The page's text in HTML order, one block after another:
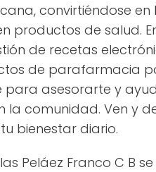
convirtiéndose
productos de salud.
de recetas
de parafarmacia
para asesorarte y
la comunidad. Ven y
bienestar diario.
Peláez Franco C B